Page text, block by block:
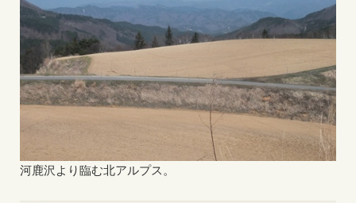
河鹿沢より臨む北アルプス。